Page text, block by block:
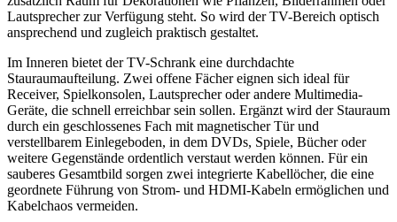
Lautsprecher zur Verfügung steht. So wird der TV-Bereich optisch
ansprechend und zugleich praktisch gestaltet.
Im Inneren bietet der TV-Schrank eine durchdachte
Stauraumaufteilung. Zwei offene Fächer eignen sich ideal für
Receiver, Spielkonsolen, Lautsprecher oder andere Multimedia-
Geräte, die schnell erreichbar sein sollen. Ergänzt wird der Stauraum
durch ein geschlossenes Fach mit magnetischer Tür und
verstellbarem Einlegeboden, in dem DVDs, Spiele, Bücher oder
weitere Gegenstände ordentlich verstaut werden können. Für ein
sauberes Gesamtbild sorgen zwei integrierte Kabellöcher, die eine
geordnete Führung von Strom- und HDMI-Kabeln ermöglichen und
Kabelchaos vermeiden.